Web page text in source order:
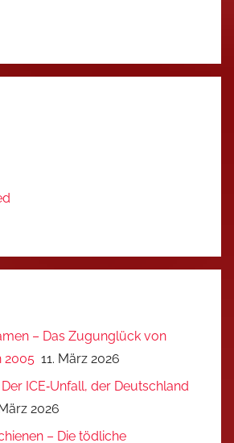
– Das Zugunglück von
2005 11. März 2026
ICE‑Unfall, der Deutschland
2026
– Die tödliche